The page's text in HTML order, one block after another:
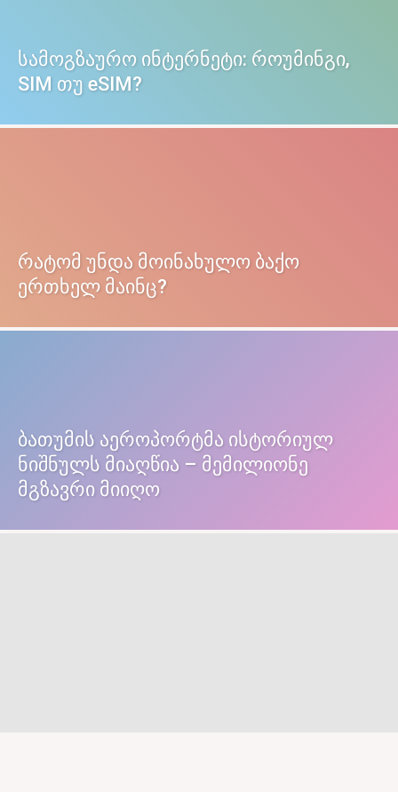
სამოგზაურო ინტერნეტი: როუმინგი,
SIM თუ eSIM?
რატომ უნდა მოინახულო ბაქო
ერთხელ მაინც?
ბათუმის აეროპორტმა ისტორიულ
ნიშნულს მიაღწია – მემილიონე
მგზავრი მიიღო